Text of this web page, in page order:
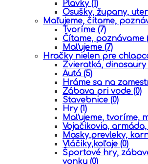
Plavky (1)
Osušky, župany,
Maľujeme, čítame,
Tvoríme (7)
Čítame, poznávame
Maľujeme (7)
Hračky nielen pre
Zvieratká, dinosaury
Autá (5)
Hráme sa na
Zábava pri vode (0)
Stavebnice (0)
Hry (1)
Maľujeme, tvoríme,
Vojačikovia,
Masky,prevleky,
Vláčiky,koľaje (0)
Športové hry,
vonku (0)